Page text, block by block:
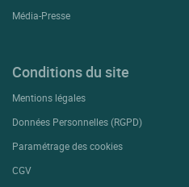
Média-Presse
Conditions du site
Mentions légales
Données Personnelles (RGPD)
Paramétrage des cookies
CGV